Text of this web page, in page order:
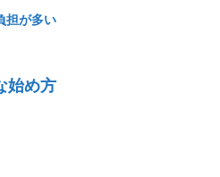
担が多い
始め方